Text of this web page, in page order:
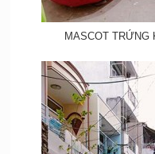
MASCOT TRỨNG